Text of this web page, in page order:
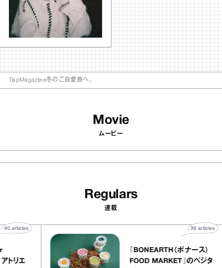
TopMagazine冬のご自愛旅へ。
Movie
ムービー
Regulars
連載
atelier
リー アトリエ
40
『BONEARTH（ボナー
FOOD MARKET』の
36